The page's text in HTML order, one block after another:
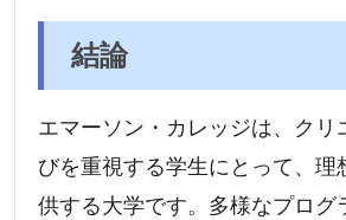
結論
エマーソン・カレッジは、クリ
びを重視する学生にとって、理
供する大学です。多様なプログ